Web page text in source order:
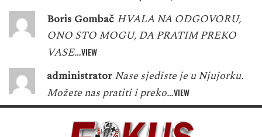
Boris Gombač HVALA NA ODGOVORU,
ONO STO MOGU, DA PRATIM PREKO
VASE…VIEW
administrator Nase sjediste je u Njujorku.
Možete nas pratiti i preko…VIEW